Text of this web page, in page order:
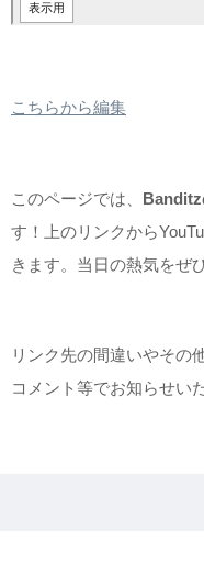
こちらから編集
このページでは、 Banditz
す！上のリンクから
きます。当日の熱気をぜ
リンク先の間違いやその
コメント等でお知らせい